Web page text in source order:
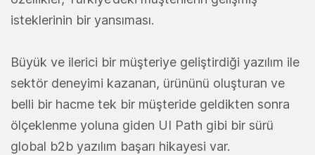
isteklerinin bir yansıması.
Büyük ve ilerici bir müşteriye geliştirdiği yazılım ile
sektör deneyimi kazanan, ürününü oluşturan ve
belli bir hacme tek bir müşteride geldikten sonra
ölçeklenme yoluna giden UI Path gibi bir sürü
global b2b yazılım başarı hikayesi var.